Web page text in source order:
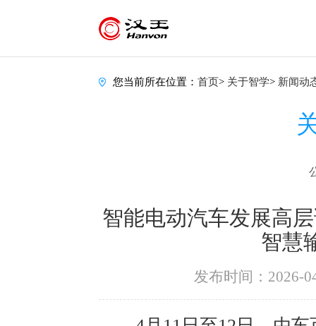
您当前所在位置： 首页> 关于智学> 新闻动
智能电动汽车发展高
智慧
发布时间：2026-